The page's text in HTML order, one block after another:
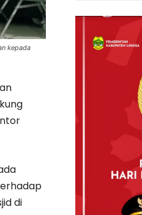
kepada
di